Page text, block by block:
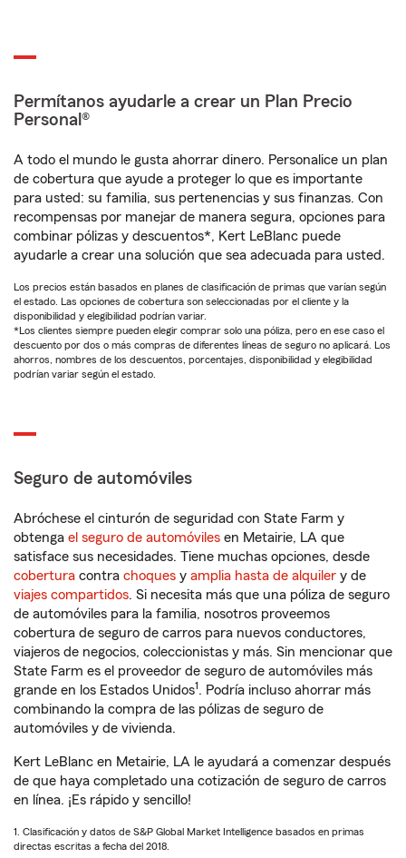
Permítanos ayudarle a crear un Plan Precio
Personal®
A todo el mundo le gusta ahorrar dinero. Personalice un plan
de cobertura que ayude a proteger lo que es importante
para usted: su familia, sus pertenencias y sus finanzas. Con
recompensas por manejar de manera segura, opciones para
combinar pólizas y descuentos*, Kert LeBlanc puede
ayudarle a crear una solución que sea adecuada para usted.
Los precios están basados en planes de clasificación de primas que varían según
el estado. Las opciones de cobertura son seleccionadas por el cliente y la
disponibilidad y elegibilidad podrían variar.
*Los clientes siempre pueden elegir comprar solo una póliza, pero en ese caso el
descuento por dos o más compras de diferentes líneas de seguro no aplicará. Los
ahorros, nombres de los descuentos, porcentajes, disponibilidad y elegibilidad
podrían variar según el estado.
Seguro de automóviles
Abróchese el cinturón de seguridad con State Farm y
obtenga el seguro de automóviles en Metairie, LA que
satisface sus necesidades. Tiene muchas opciones, desde
cobertura contra choques y amplia hasta de alquiler y de
viajes compartidos. Si necesita más que una póliza de seguro
de automóviles para la familia, nosotros proveemos
cobertura de seguro de carros para nuevos conductores,
viajeros de negocios, coleccionistas y más. Sin mencionar que
State Farm es el proveedor de seguro de automóviles más
grande en los Estados Unidos1. Podría incluso ahorrar más
combinando la compra de las pólizas de seguro de
automóviles y de vivienda.
Kert LeBlanc en Metairie, LA le ayudará a comenzar después
de que haya completado una cotización de seguro de carros
en línea. ¡Es rápido y sencillo!
1. Clasificación y datos de S&P Global Market Intelligence basados en primas
directas escritas a fecha del 2018.